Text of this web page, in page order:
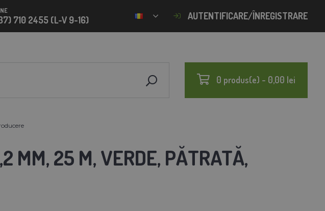
710 2455 (L-V 9-16) AUTENTIFICARE/ÎNREGISTRARE
0 produs(e) - 0,00 lei
MM, 25 M, VERDE, PĂTRATĂ,